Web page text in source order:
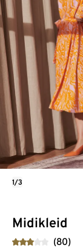
Midikleid
(80)
1/3